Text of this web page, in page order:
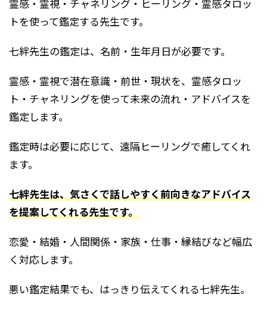
霊感・霊視・チャネリング・ヒーリング・霊感タロッ
トを使って鑑定する先生です。
七絆先生の鑑定は、名前・生年月日が必要です。
霊感・霊視で潜在意識・前世・現状を、霊感タロッ
ト・チャネリングを使って未来の流れ・アドバイスを
鑑定します。
鑑定時は必要に応じて、遠隔ヒーリングで癒してくれ
ます。
七絆先生は、気さくで話しやすく前向きなアドバイス
を提案してくれる先生です。
恋愛・結婚・人間関係・家族・仕事・縁結びなど幅広
く対応します。
悪い鑑定結果でも、はっきり伝えてくれる七絆先生。